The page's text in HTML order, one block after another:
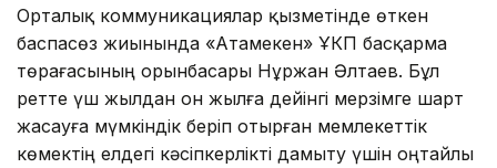
Орталық коммуникациялар қызметінде өткен
баспасөз жиынында «Атамекен» ҰКП басқарма
төрағасының орынбасары Нұржан Әлтаев. Бұл
ретте үш жылдан он жылға дейінгі мер­зімге шарт
жасауға мүмкіндік беріп отырған мемлекеттік
көмектің елдегі кәсіпкерлікті дамыту үшін оңтайлы